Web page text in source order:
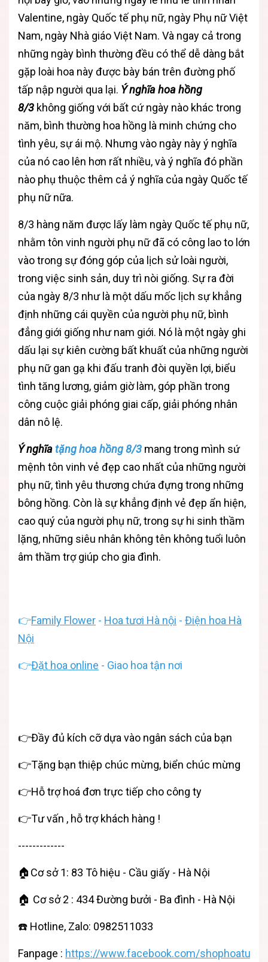
Valentine, ngày Quốc tế phụ nữ, ngày Phụ nữ Việt
Nam, ngày Nhà giáo Việt Nam. Và ngay cả trong
những ngày bình thường đều có thể dễ dàng bắt
gặp loài hoa này được bày bán trên đường phố
tấp nập người qua lại. Ý nghĩa hoa hồng
8/3 không giống với bất cứ ngày nào khác trong
năm, bình thường hoa hồng là minh chứng cho
tình yêu, sự ái mộ. Nhưng vào ngày này ý nghĩa
của nó cao lên hơn rất nhiều, và ý nghĩa đó phần
nào phụ thuộc thêm cả ý nghĩa của ngày Quốc tế
phụ nữ nữa.
8/3 hàng năm được lấy làm ngày Quốc tế phụ nữ,
nhằm tôn vinh người phụ nữ đã có công lao to lớn
vào trong sự đóng góp của lịch sử loài người,
trong việc sinh sản, duy trì nòi giống. Sự ra đời
của ngày 8/3 như là một dấu mốc lịch sự khẳng
định những cái quyền của người phụ nữ, bình
đẳng giới giống như nam giới. Nó là một ngày ghi
dấu lại sự kiên cường bất khuất của những người
phụ nữ gan gạ khi đấu tranh đòi quyền lợi, biểu
tình tăng lương, giảm giờ làm, góp phần trong
công cuộc giải phóng giai cấp, giải phóng nhân
dân nô lệ.
Ý nghĩatặng hoa hồng 8/3 mang trong mình sứ
mệnh tôn vinh vẻ đẹp cao nhất của những người
phụ nữ, tình yêu thương chứa đựng trong những
bông hồng. Còn là sự khẳng định vẻ đẹp ẩn hiện,
cao quý của người phụ nữ, trong sự hi sinh thầm
lặng, những siêu nhân không tên không tuổi luôn
âm thầm trợ giúp cho gia đình.
👉Family Flower - Hoa tươi Hà nội - Điện hoa Hà
Nội
👉Đặt hoa online - Giao hoa tận nơi
👉Đầy đủ kích cỡ dựa vào ngân sách của bạn
👉Tặng bạn thiệp chúc mừng, biển chúc mừng
👉Hỗ trợ hoá đơn trực tiếp cho công ty
👉Tư vấn , hỗ trợ khách hàng !
-------------
🏠Cơ sở 1: 83 Tô hiệu - Cầu giấy - Hà Nội
🏠 Cơ sở 2 : 434 Đường bưởi - Ba đình - Hà Nội
☎️ Hotline, Zalo: 0982511033
Fanpage : https://www.facebook.com/